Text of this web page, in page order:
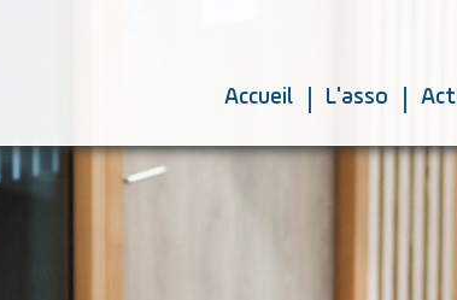
Accueil | L'asso |